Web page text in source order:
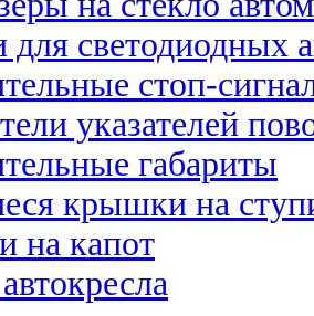
светодиодных
стоп-
указателей
габариты
крышки на
на капот